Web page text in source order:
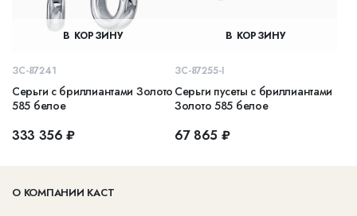
В КОРЗИНУ
ЗС-87241
Серьги с бриллиантами Золото
585 белое
333 356 ₽
В КОРЗИНУ
ЗС-87255-I
Серьги пусеты с бриллиантами
Золото 585 белое
67 865 ₽
О КОМПАНИИ КАСТ